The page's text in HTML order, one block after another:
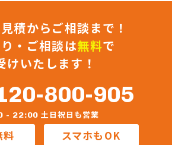
本社・セルフ府中給油所
LPGスタンド
本社
ト ガス充てん工場
積からご相談まで！
・ご相談は無料で
けいたします！
800-905
- 22:00 土日祝日も営業
料 スマホもOK